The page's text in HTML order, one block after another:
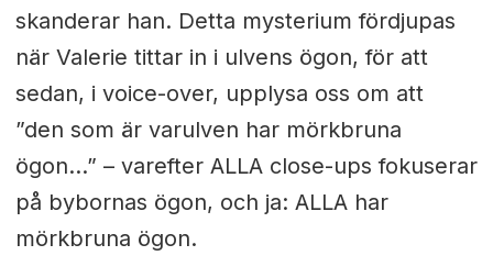
skanderar han. Detta mysterium fördjupas
när Valerie tittar in i ulvens ögon, för att
sedan, i voice-over, upplysa oss om att
”den som är varulven har mörkbruna
ögon...” – varefter ALLA close-ups fokuserar
på bybornas ögon, och ja: ALLA har
mörkbruna ögon.